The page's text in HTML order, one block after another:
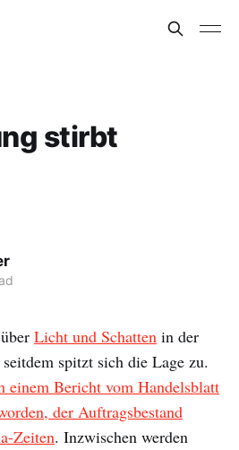
stirbt
Licht und Schatten in der
spitzt sich die Lage zu.
einem Bericht vom Handelsblatt
der Auftragsbestand
Zeiten. Inzwischen werden